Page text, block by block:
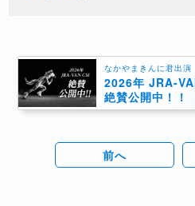
なかやまきんに君出演
2026年 JRA-
絶賛公開中！！
前へ